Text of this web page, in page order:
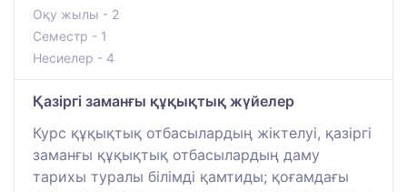
Оқу жылы - 2
Семестр - 1
Несиелер - 4
Қазіргі заманғы құқықтық жүйелер
Курс құқықтық отбасылардың жіктелуі, қазіргі
заманғы құқықтық отбасылардың даму
тарихы туралы білімді қамтиды; қоғамдағы